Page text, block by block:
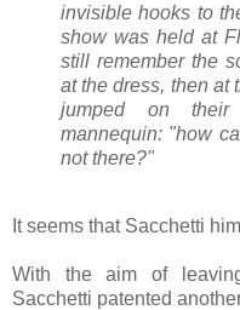
invisible hooks to
show was held at
still remember the
at the dress, then at
jumped on
mannequin: "how
not there?"
It seems that Sacchetti
With the aim of
Sacchetti patented